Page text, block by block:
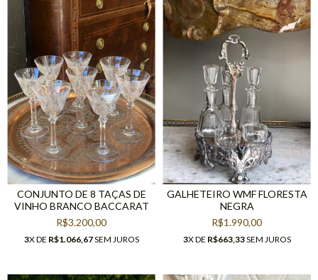
CONJUNTO DE 8 TAÇAS DE
VINHO BRANCO BACCARAT
R$3.200,00
3X DE R$1.066,67SEM JUROS
GALHETEIRO WMF FLORESTA
NEGRA
R$1.990,00
3X DE R$663,33SEM JUROS